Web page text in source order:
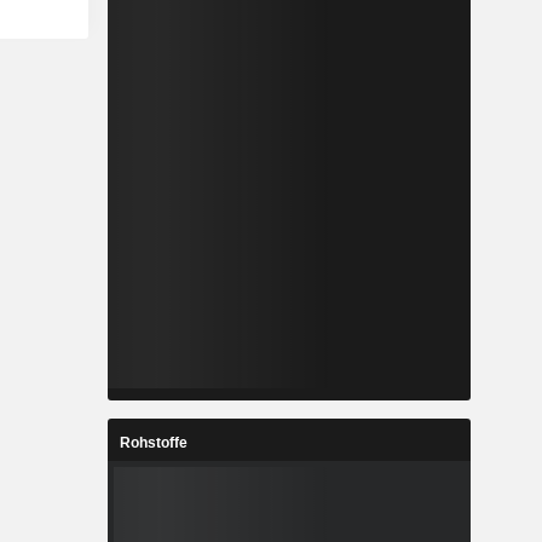
Rohstoffe